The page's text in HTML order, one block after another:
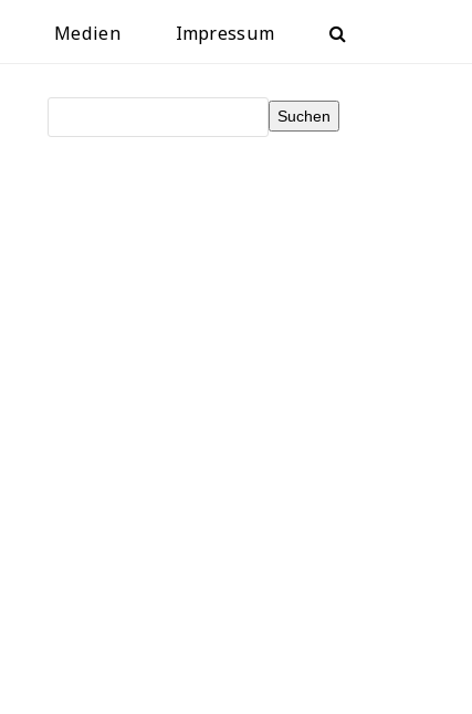
Medien Impressum
Suchen